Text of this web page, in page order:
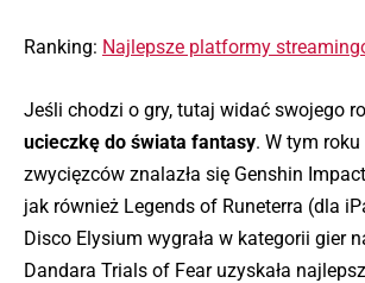
Ranking: Najlepsze platformy
Jeśli chodzi o gry, tutaj widać swojego
ucieczkę do świata fantasy. W tym
zwycięzców znalazła się Genshin
jak również Legends of Runeterra (dla
Disco Elysium wygrała w kategorii gier
Dandara Trials of Fear uzyskała